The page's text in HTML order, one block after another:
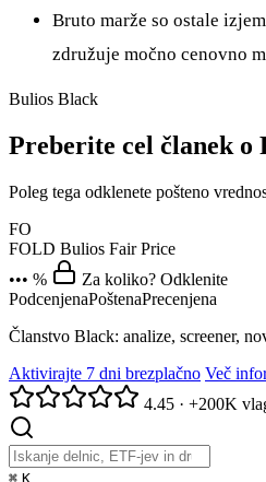
Bruto marže so ostale
združuje močno cenovno
Bulios Black
Preberite cel članek o
Poleg tega odklenete pošteno
FO
FOLD Bulios Fair Price
••• %
Za koliko? Odklenite
PodcenjenaPoštenaPrecenjena
Članstvo Black: analize, screener,
Aktivirajte 7 dni brezplačno Več
4.45 · +200K
⌘ K